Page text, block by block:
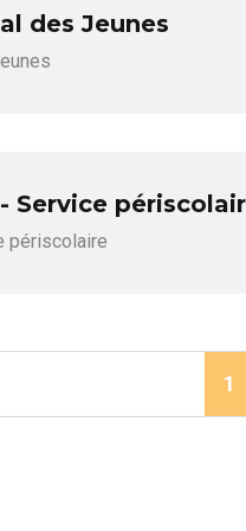
des Jeunes
Service
périscolaire
1